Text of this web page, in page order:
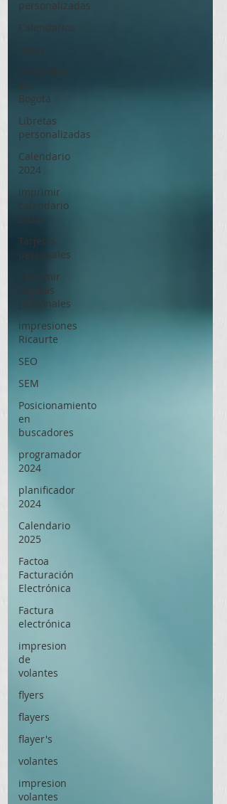
personalizadas
Calendarios
Litografías
Bogotá
Libretas
personalizadas
Calendario
2024
imprimir
calendario
2024
Tarjetas
personales
Imprimir
tarjetas
personales
impresiones
Ricaurte
SEO
SEM
Posicionamiento
en
buscadores
programador
2024
planificador
2024
Calendario
2025
Factoa
Facturación
Electrónica
Factura
electrónica
impresion
de
volantes
flyers
flayers
flayer's
volantes
impresion
volantes